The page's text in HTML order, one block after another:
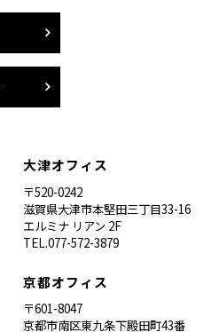
大津オフィス
〒520-0242
滋賀県大津市本堅田三丁目33-16
エルミナ リアン 2F
TEL.077-572-3879
京都オフィス
〒601-8047
京都市南区東九条下殿田町43番